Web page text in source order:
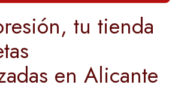
tu tienda
en Alicante